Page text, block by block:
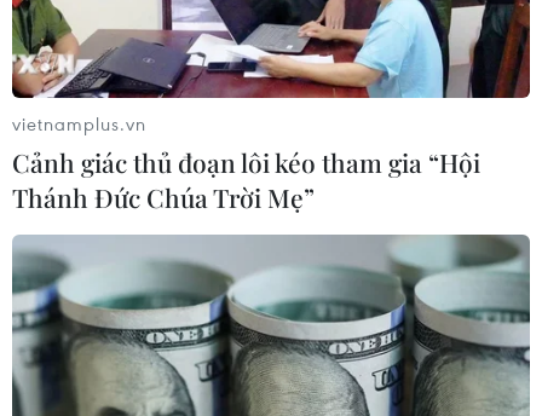
vietnamplus.vn
Cảnh giác thủ đoạn lôi kéo tham gia “Hội
Thánh Đức Chúa Trời Mẹ”